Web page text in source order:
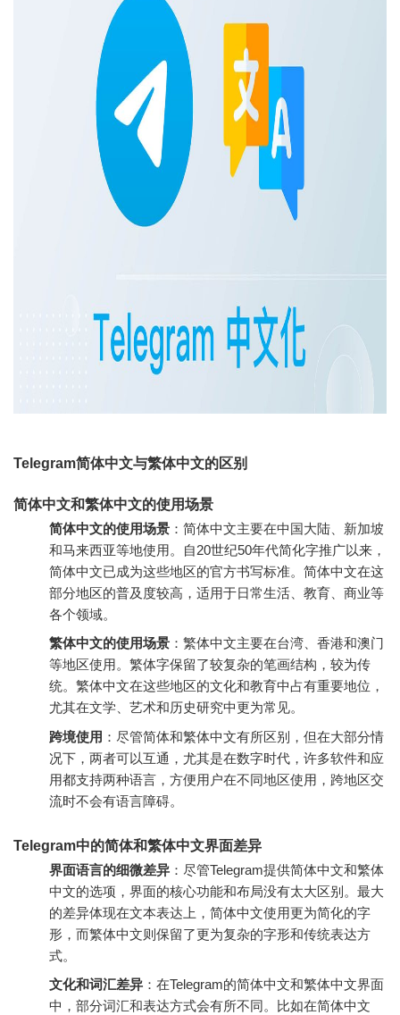
Telegram简体中文与繁体中文的区别
简体中文和繁体中文的使用场景
简体中文的使用场景 ：简体中文主要在中国大陆、新加坡
和马来西亚等地使用。自20世纪50年代简化字推广以来，
简体中文已成为这些地区的官方书写标准。简体中文在这
部分地区的普及度较高，适用于日常生活、教育、商业等
各个领域。
繁体中文的使用场景 ：繁体中文主要在台湾、香港和澳门
等地区使用。繁体字保留了较复杂的笔画结构，较为传
统。繁体中文在这些地区的文化和教育中占有重要地位，
尤其在文学、艺术和历史研究中更为常见。
跨境使用 ：尽管简体和繁体中文有所区别，但在大部分情
况下，两者可以互通，尤其是在数字时代，许多软件和应
用都支持两种语言，方便用户在不同地区使用，跨地区交
流时不会有语言障碍。
Telegram中的简体和繁体中文界面差异
界面语言的细微差异 ：尽管Telegram提供简体中文和繁体
中文的选项，界面的核心功能和布局没有太大区别。最大
的差异体现在文本表达上，简体中文使用更为简化的字
形，而繁体中文则保留了更为复杂的字形和传统表达方
式。
文化和词汇差异 ：在Telegram的简体中文和繁体中文界面
中，部分词汇和表达方式会有所不同。比如在简体中文